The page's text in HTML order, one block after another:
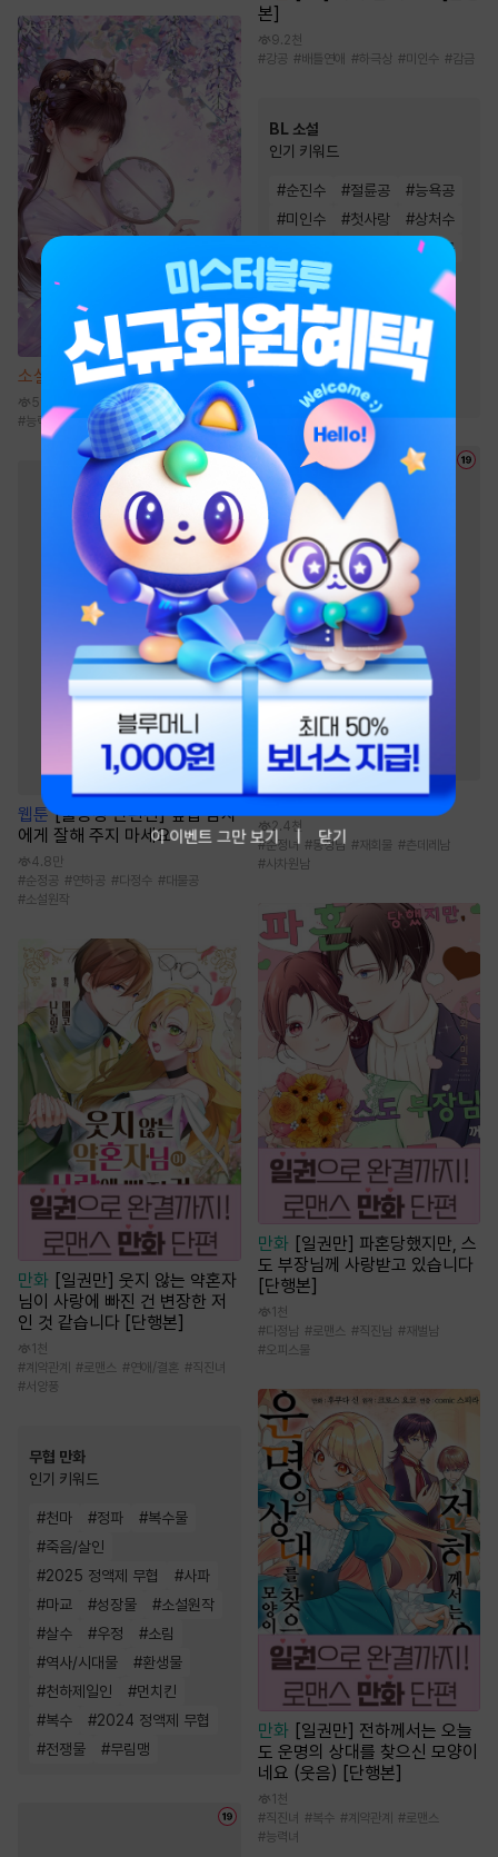
소설 몰락한 가문의 소저가 되다
59만
#능력녀 #전생/환생 #동양풍 #걸크러시
웹툰 [불공정 단편선] 옆집 남자
에게 잘해 주지 마세요
4.8만
#순정공 #연하공 #다정수 #대물공
#소설원작
만화 [일권만] 웃지 않는 약혼자
님이 사랑에 빠진 건 변장한 저
인 것 같습니다 [단행본]
1천
# 계약관계 #로맨스 #연애/결혼 #직진녀
#서양풍
무협 만화
인기 키워드
#천마 #정파 #복수물
#죽음/살인
#2025 정액제 무협 #사파
#마교 #성장물 #소설원작
#살수 #우정 #소림
#역사/시대물 #환생물
#천하제일인 #먼치킨
#복수 #2024 정액제 무협
#전쟁물 #무림맹
본]
9.2천
#강공 #배틀연애 #하극상 #미인수 #감금
BL 소설
인기 키워드
#순진수 #절륜공 #능욕공
#미인수 #첫사랑 #상처수
순정공
#다정공
#3인칭시점 #
# 집착공 강공 #능글공
#달달물 #연하공
사랑꾼공 #오해/착각
소설 해일주의보 [단행본]
2.4천
#순정녀 #동정남 #재회물 #츤데레남
#사차원남
만화
[일권만] 파혼당했지만, 스
도 부장님께 사랑받고 있습니다
[단행본]
1천
#다정남 #로맨스 #직진남 #재벌남
#오피스물
만화
[일권만] 전하께서는 오늘
도 운명의 상대를 찾으신 모양이
네요 (웃음) [단행본]
1천
#직진녀 #복수 #계약관계 #로맨스
#능력녀
이 이벤트 그만 보기 닫기